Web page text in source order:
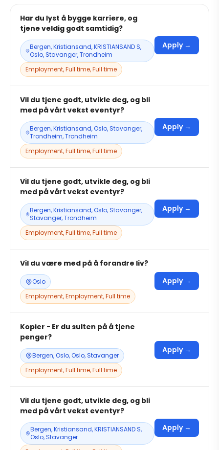
Har du lyst å bygge karriere, og
tjene veldig godt samtidig?
Bergen, Kristiansand, KRISTIANSAND S,
Oslo, Stavanger, Trondheim
Employment, Full time, Full time
Apply →
Vil du tjene godt, utvikle deg, og bli
med på vårt vekst eventyr?
Bergen, Kristiansand, Oslo, Stavanger,
Trondheim, Trondheim
Employment, Full time, Full time
Apply →
Vil du tjene godt, utvikle deg, og bli
med på vårt vekst eventyr?
Bergen, Kristiansand, Oslo, Stavanger,
Stavanger, Trondheim
Employment, Full time, Full time
Apply →
Vil du være med på å forandre liv?
Oslo
Employment, Employment, Full time
Apply →
Kopier - Er du sulten på å tjene
penger?
Bergen, Oslo, Oslo, Stavanger
Employment, Full time, Full time
Apply →
Vil du tjene godt, utvikle deg, og bli
med på vårt vekst eventyr?
Bergen, Kristiansand, KRISTIANSAND S,
Oslo, Stavanger
Apply →